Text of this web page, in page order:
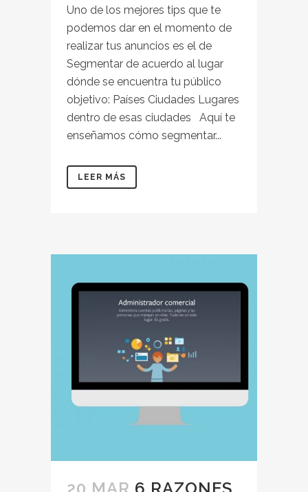
Uno de los mejores tips que te
podemos dar en el momento de
realizar tus anuncios es el de
Segmentar de acuerdo al lugar
dónde se encuentra tu público
objetivo: Países Ciudades Lugares
dentro de esas ciudades Aquí te
enseñamos cómo segmentar...
LEER MÁS